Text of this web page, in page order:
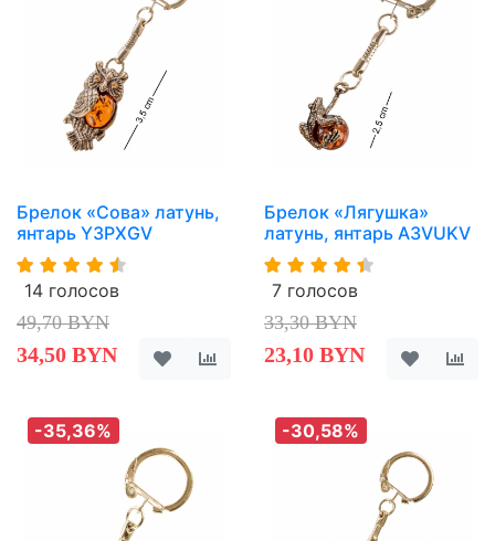
Брелок «Сова» латунь,
янтарь Y3PXGV
14 голосов
49,70 BYN
34,50 BYN
Брелок «Лягушка»
латунь, янтарь A3VUKV
7 голосов
33,30 BYN
23,10 BYN
-35,36% -30,58%